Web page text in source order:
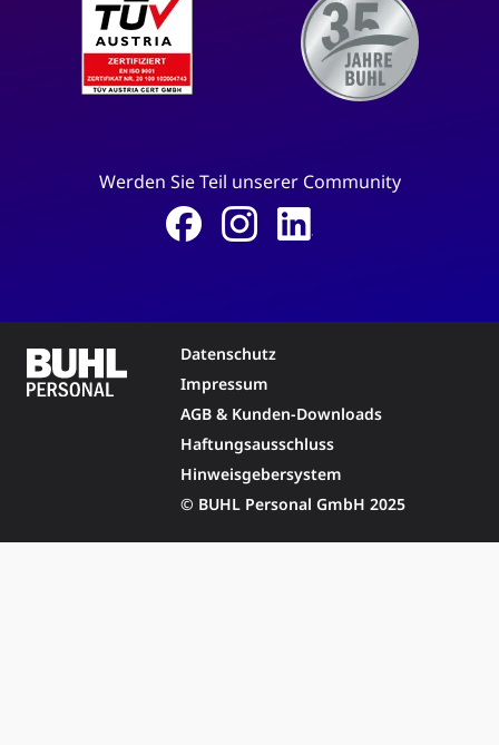
Werden Sie Teil unserer Community
Datenschutz
Impressum
AGB & Kunden-Downloads
Haftungsausschluss
Hinweisgebersystem
© BUHL Personal GmbH 2025